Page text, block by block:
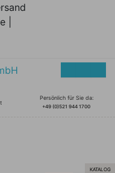
|
Persönlich für Sie da:
+49 (0)521 944 1700
KATALOG